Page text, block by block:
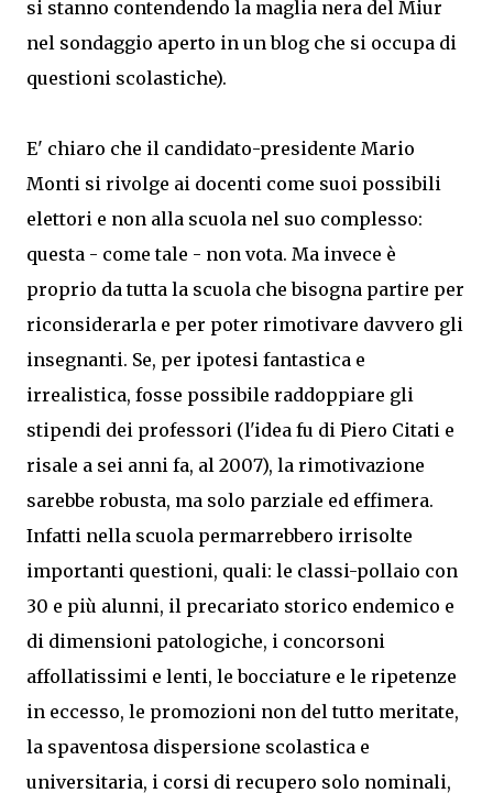
si stanno contendendo la maglia nera del Miur
nel sondaggio aperto in un blog che si occupa di
questioni scolastiche).
E' chiaro che il candidato-presidente Mario
Monti si rivolge ai docenti come suoi possibili
elettori e non alla scuola nel suo complesso:
questa - come tale - non vota. Ma invece è
proprio da tutta la scuola che bisogna partire per
riconsiderarla e per poter rimotivare davvero gli
insegnanti. Se, per ipotesi fantastica e
irrealistica, fosse possibile raddoppiare gli
stipendi dei professori (l'idea fu di Piero Citati e
risale a sei anni fa, al 2007), la rimotivazione
sarebbe robusta, ma solo parziale ed effimera.
Infatti nella scuola permarrebbero irrisolte
importanti questioni, quali: le classi-pollaio con
30 e più alunni, il precariato storico endemico e
di dimensioni patologiche, i concorsoni
affollatissimi e lenti, le bocciature e le ripetenze
in eccesso, le promozioni non del tutto meritate,
la spaventosa dispersione scolastica e
universitaria, i corsi di recupero solo nominali,